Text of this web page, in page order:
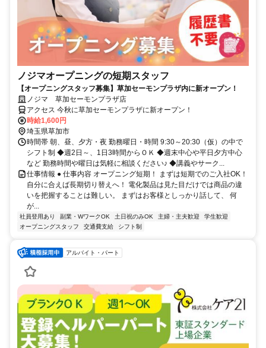
ノジマオープニングの短期スタッフ
【オープニングスタッフ募集】草加セーモンプラザ内に新オープン！
ノジマ 草加セーモンプラザ店
アクセス 今秋に草加セーモンプラザに新オープン！
時給1,600円
埼玉県草加市
時間帯 朝、昼、夕方・夜 勤務曜日・時間 9:30～20:30（仮）の中で
シフト制 ◆週2日～、1日3時間からＯＫ ◆週末中心や平日夕方中心
など 勤務時間や曜日は気軽に相談ください♪ ◆講義やサーク...
仕事情報 ● 仕事内容 オープニング短期！ まずは短期でのご入社OK！
自分に合えば長期切り替えへ！ 電化製品は見た目だけでは商品の違
いを把握することは難しい。 まずはお客様としっかり話して、 何
が...
社員登用あり 副業・WワークOK 土日祝のみOK 主婦・主夫歓迎
学生歓迎
オープニングスタッフ
交通費支給 シフト制
アルバイト・パート